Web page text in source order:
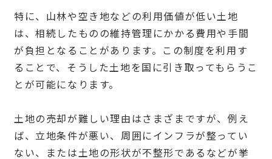
特に、山林や空き地などの利用価値が低い土地
は、相続したものの維持管理にかかる費用や手間
が負担となることがあります。この制度を利用す
ることで、そうした土地を国に引き取ってもらうこ
とが可能になります。
土地の売却が難しい理由はさまざまですが、例え
ば、立地条件が悪い、周囲にインフラが整ってい
ない、または土地の形状が不整形であるなどが挙